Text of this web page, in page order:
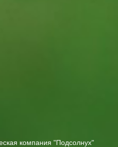
компания "Подсолнух"